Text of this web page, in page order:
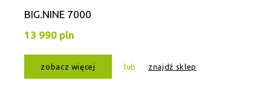
BIG.NINE 7000
13 990 pln
zobacz więcej lub znajdź sklep